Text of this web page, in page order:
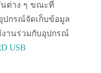
นต่าง ๆ ขณะที่
ปกรณ์จัดเก็บข้อมูล
งานร่วมกับอุปกรณ์
USB